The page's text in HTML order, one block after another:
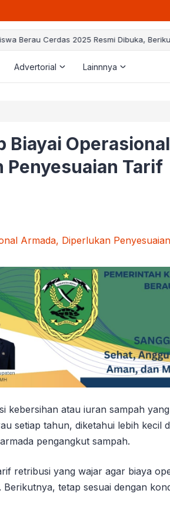
2025 Resmi Dibuka, Berikut Pedoman
Advertorial Lainnnya
Biayai Operasional
Penyesuaian Tarif
kebersihan atau iuran sampah
setiap tahun, diketahui lebih kecil
pengangkut sampah.
retribusi yang wajar agar biaya
tetap sesuai dengan